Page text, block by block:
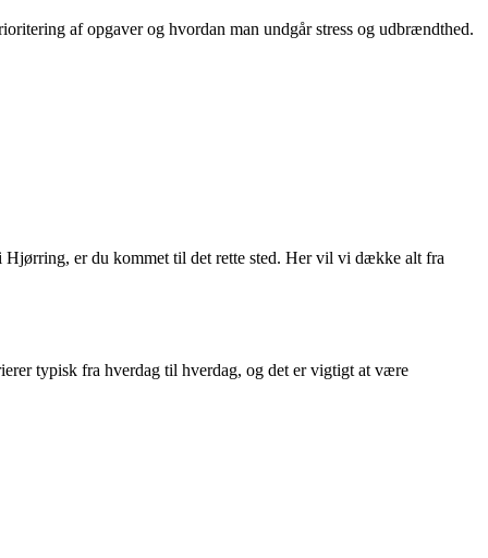
af opgaver og hvordan man undgår stress og udbrændthed.
er du kommet til det rette sted. Her vil vi dække alt fra
typisk fra hverdag til hverdag, og det er vigtigt at være